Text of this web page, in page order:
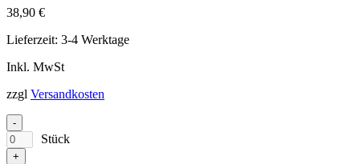
38,90 €
Lieferzeit: 3-4 Werktage
Inkl. MwSt
zzgl Versandkosten
-
Stück
+